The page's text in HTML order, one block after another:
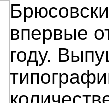
впервые
году.